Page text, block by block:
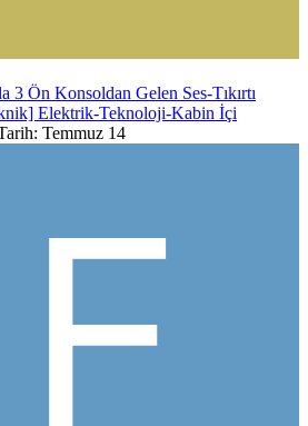
3 Ön Konsoldan Gelen Ses-Tıkırtı
Elektrik-Teknoloji-Kabin İçi
Temmuz 14